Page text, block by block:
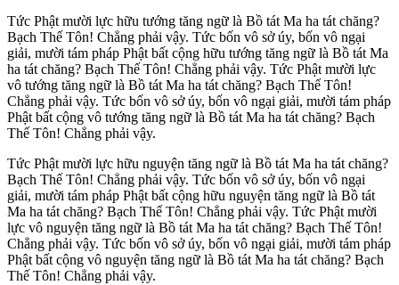
Tức Phật mười lực hữu tướng tăng ngữ là Bồ tát Ma ha tát chăng?
Bạch Thế Tôn! Chẳng phải vậy. Tức bốn vô sở úy, bốn vô ngại
giải, mười tám pháp Phật bất cộng hữu tướng tăng ngữ là Bồ tát Ma
ha tát chăng? Bạch Thế Tôn! Chẳng phải vậy. Tức Phật mười lực
vô tướng tăng ngữ là Bồ tát Ma ha tát chăng? Bạch Thế Tôn!
Chẳng phải vậy. Tức bốn vô sở úy, bốn vô ngại giải, mười tám pháp
Phật bất cộng vô tướng tăng ngữ là Bồ tát Ma ha tát chăng? Bạch
Thế Tôn! Chẳng phải vậy.
Tức Phật mười lực hữu nguyện tăng ngữ là Bồ tát Ma ha tát chăng?
Bạch Thế Tôn! Chẳng phải vậy. Tức bốn vô sở úy, bốn vô ngại
giải, mười tám pháp Phật bất cộng hữu nguyện tăng ngữ là Bồ tát
Ma ha tát chăng? Bạch Thế Tôn! Chẳng phải vậy. Tức Phật mười
lực vô nguyện tăng ngữ là Bồ tát Ma ha tát chăng? Bạch Thế Tôn!
Chẳng phải vậy. Tức bốn vô sở úy, bốn vô ngại giải, mười tám pháp
Phật bất cộng vô nguyện tăng ngữ là Bồ tát Ma ha tát chăng? Bạch
Thế Tôn! Chẳng phải vậy.